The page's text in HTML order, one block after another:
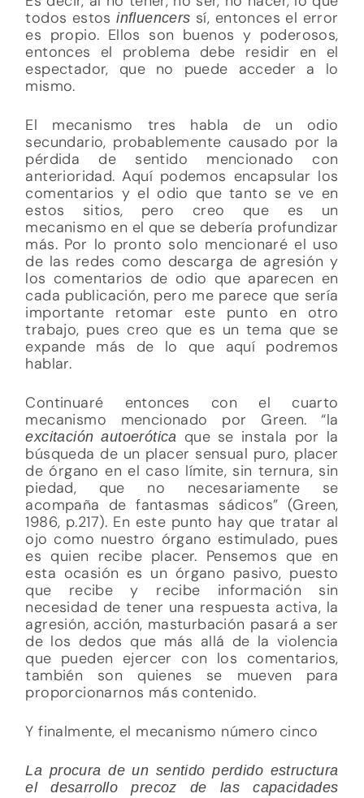
todos estosinfluencers sí, entonces el error
es propio. Ellos son buenos y poderosos,
entonces el problema debe residir en el
espectador, que no puede acceder a lo
mismo.
El mecanismo tres habla de un odio
secundario, probablemente causado por la
pérdida de sentido mencionado con
anterioridad. Aquí podemos encapsular los
comentarios y el odio que tanto se ve en
estos sitios, pero creo que es un
mecanismo en el que se debería profundizar
más. Por lo pronto solo mencionaré el uso
de las redes como descarga de agresión y
los comentarios de odio que aparecen en
cada publicación, pero me parece que sería
importante retomar este punto en otro
trabajo, pues creo que es un tema que se
expande más de lo que aquí podremos
hablar.
Continuaré entonces con el cuarto
mecanismo mencionado por Green. “la
excitación autoerótica que se instala por la
búsqueda de un placer sensual puro, placer
de órgano en el caso límite, sin ternura, sin
piedad, que no necesariamente se
acompaña de fantasmas sádicos” (Green,
1986, p.217). En este punto hay que tratar al
ojo como nuestro órgano estimulado, pues
es quien recibe placer. Pensemos que en
esta ocasión es un órgano pasivo, puesto
que recibe y recibe información sin
necesidad de tener una respuesta activa, la
agresión, acción, masturbación pasará a ser
de los dedos que más allá de la violencia
que pueden ejercer con los comentarios,
también son quienes se mueven para
proporcionarnos más contenido.
Y finalmente, el mecanismo número cinco
La procura de un sentido perdido estructura
el desarrollo precoz de las capacidades